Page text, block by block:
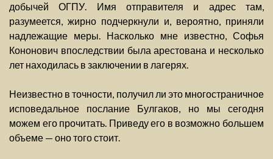
добычей ОГПУ. Имя отправителя и адрес там,
разумеется, жирно подчеркнули и, вероятно, приняли
надлежащие меры. Насколько мне известно, Софья
Кононович впоследствии была арестована и несколько
лет находилась в заключении в лагерях.
Неизвестно в точности, получил ли это многостраничное
исповедальное послание Булгаков, но мы сегодня
можем его прочитать. Приведу его в возможно большем
объеме — оно того стоит.